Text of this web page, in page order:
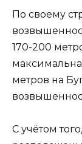
По своему
170-200
метров на
С учётом